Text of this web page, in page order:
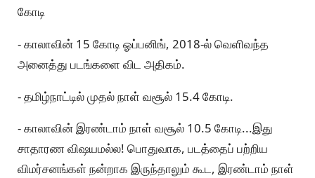
கோடி
- காலாவின் 15 கோடி ஓப்பனிங், 2018-ல் வெளிவந்த
அனைத்து படங்களை விட அதிகம்.
- தமிழ்நாட்டில் முதல் நாள் வசூல் 15.4 கோடி.
- காலாவின் இரண்டாம் நாள் வசூல் 10.5 கோடி...இது
சாதாரண விஷயமல்ல! பொதுவாக, படத்தைப் பற்றிய
விமர்சனங்கள் நன்றாக இருந்தாலும் கூட, இரண்டாம் நாள்